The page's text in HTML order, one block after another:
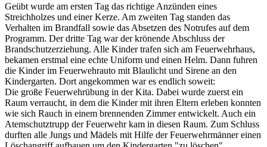
Geübt wurde am ersten Tag das richtige Anzünden eines
Streichholzes und einer Kerze. Am zweiten Tag standen das
Verhalten im Brandfall sowie das Absetzen des Notrufes auf dem
Programm. Der dritte Tag war der krönende Abschluss der
Brandschutzerziehung. Alle Kinder trafen sich am Feuerwehrhaus,
bekamen erstmal eine echte Uniform und einen Helm. Dann fuhren
die Kinder im Feuerwehrauto mit Blaulicht und Sirene an den
Kindergarten. Dort angekommen war es endlich soweit:
Die große Feuerwehrübung in der Kita. Dabei wurde zuerst ein
Raum verraucht, in dem die Kinder mit ihren Eltern erleben konnten
wie sich Rauch in einem brennenden Zimmer entwickelt. Auch ein
Atemschutztrupp der Feuerwehr kam in diesen Raum. Zum Schluss
durften alle Jungs und Mädels mit Hilfe der Feuerwehrmänner einen